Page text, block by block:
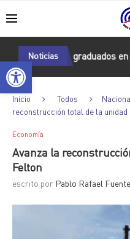
Abrir barra de herramientas
Noticias
graduados en Cuba
Inicio Todos
reconstrucción total de la unidad
Economía
Avanza la
Felton
escrito por Pablo Rafael Fuente